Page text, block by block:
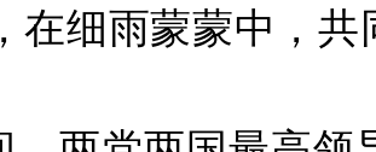
在细雨蒙蒙中，